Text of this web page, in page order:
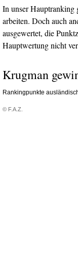
In unser Hauptranking
arbeiten. Doch auch
ausgewertet, die
Hauptwertung nicht